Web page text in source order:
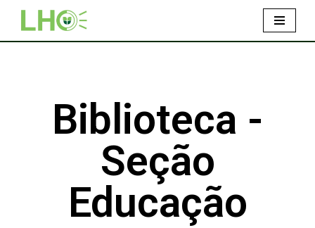
Pular
Biblioteca -
Seção
Educação